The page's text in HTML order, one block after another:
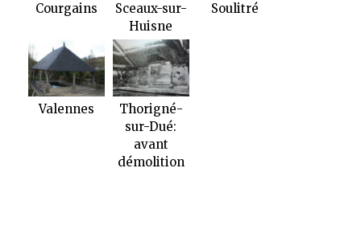
Courgains
Sceaux-sur-
Huisne
Soulitré
Valennes
Thorigné-
sur-Dué:
avant
démolition